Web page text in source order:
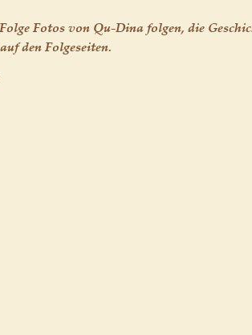
Fotos von Qu-Dina folgen, die
den Folgeseiten.